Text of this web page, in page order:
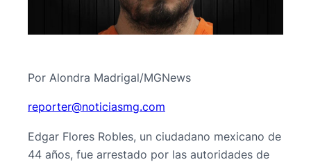
Por Alondra Madrigal/MGNews
moc.gmsaiciton
@retroper
Edgar Flores Robles, un ciudadano mexicano de
44 años, fue arrestado por las autoridades de